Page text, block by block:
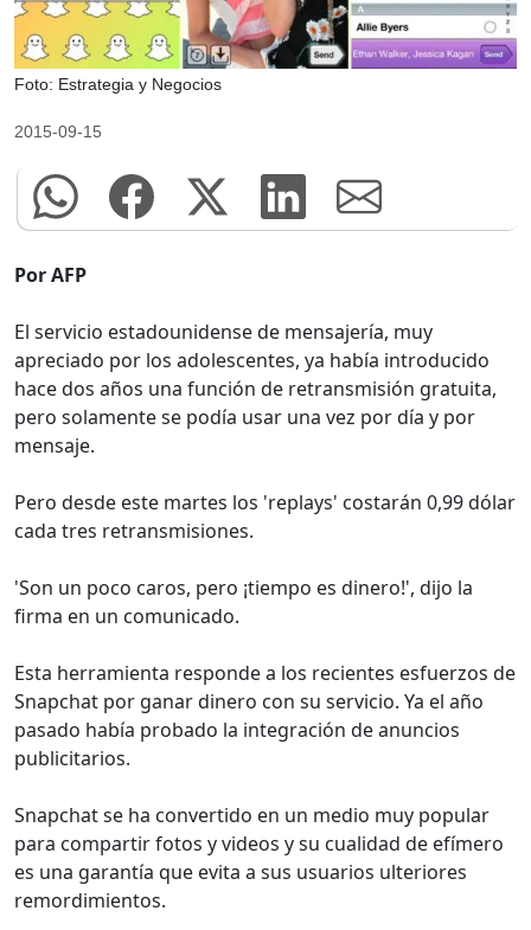
Foto: Estrategia y Negocios
2015-09-15
Por AFP
El servicio estadounidense de mensajería, muy
apreciado por los adolescentes, ya había introducido
hace dos años una función de retransmisión gratuita,
pero solamente se podía usar una vez por día y por
mensaje.
Pero desde este martes los 'replays' costarán 0,99 dólar
cada tres retransmisiones.
'Son un poco caros, pero ¡tiempo es dinero!', dijo la
firma en un comunicado.
Esta herramienta responde a los recientes esfuerzos de
Snapchat por ganar dinero con su servicio. Ya el año
pasado había probado la integración de anuncios
publicitarios.
Snapchat se ha convertido en un medio muy popular
para compartir fotos y videos y su cualidad de efímero
es una garantía que evita a sus usuarios ulteriores
remordimientos.